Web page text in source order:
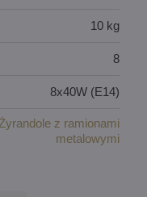
10 kg
8
8x40W (E14)
Żyrandole z ramionami
metalowymi